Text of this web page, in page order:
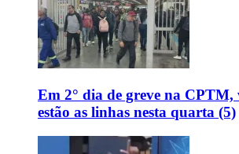
Em 2° dia de greve na CPTM,
estão as linhas nesta quarta (5)